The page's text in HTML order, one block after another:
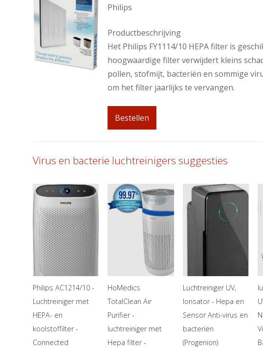
Philips
Productbeschrijving
Het Philips FY1114/10 HEPA filter is
hoogwaardige filter verwijdert kleins
pollen, stofmijt, bacteriën en sommige
om het filter jaarlijks te vervangen.
Bestellen
Virus en bacterie luchtreinigers suggesties
Philips AC1214/10 -
Luchtreiniger met
HEPA- en
koolstoffilter -
Connected
HoMedics
TotalClean Air
Purifier -
luchtreiniger met
Hepa filter -
Luchtreiniger UV,
Ionsator - Hepa en
Sensor Anti-virus en
bacteriën
(Progenion)